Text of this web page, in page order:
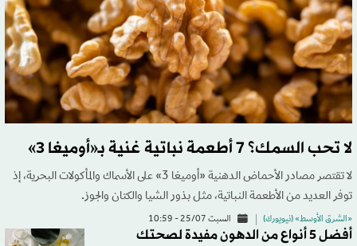
لا تحب السمك؟ 7 أطعمة نباتية غنية بـ«أوميغا 3»
لا تقتصر مصادر الأحماض الدهنية «أوميغا 3» على الأسماك والمأكولات البحرية، إذ
توفر العديد من الأطعمة النباتية، مثل بذور الشيا والكتان والجوز.
«الشرق الأوسط» (نيويورك) السبت 25/07 - 10:59
أفضل 5 أنواع من الدهون مفيدة لصحتك